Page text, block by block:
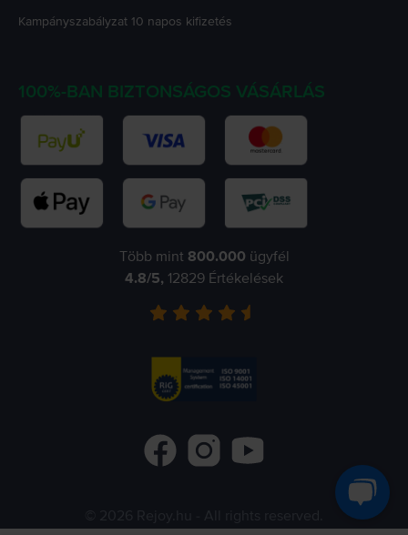
Kampányszabályzat 10 napos kifizetés
100%-BAN BIZTONSÁGOS VÁSÁRLÁS
Több mint 800.000 ügyfél
4.8/5, 12829 Értékelések